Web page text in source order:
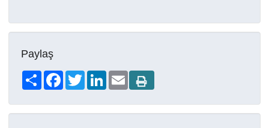
Paylaş
Share FacebookTwitterLinkedIn
Email